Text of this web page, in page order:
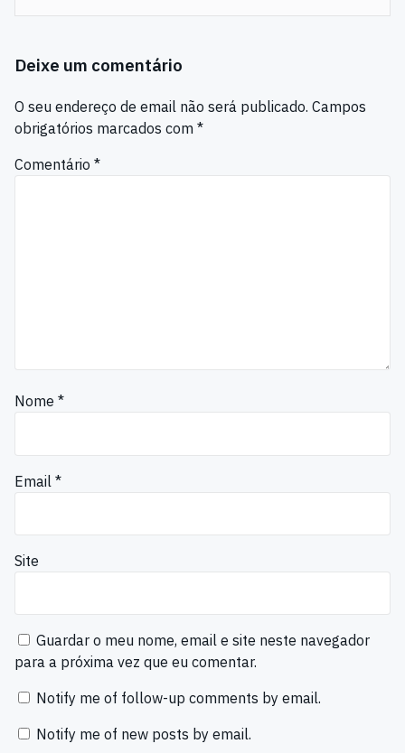
Deixe um comentário
O seu endereço de email não será publicado. Campos
obrigatórios marcados com *
Comentário *
Nome *
Email *
Site
Guardar o meu nome, email e site neste navegador
para a próxima vez que eu comentar.
Notify me of follow-up comments by email.
Notify me of new posts by email.